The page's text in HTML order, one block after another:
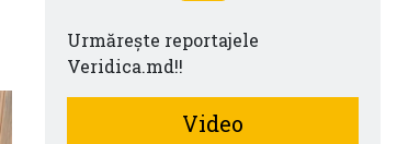
Urmărește reportajele
Veridica.md!!
Video